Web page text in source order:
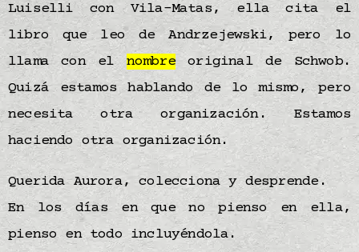
Luiselli con Vila-Matas, ella cita el
libro que leo de Andrzejewski, pero lo
llama con elnombreoriginal de Schwob.
Quizá estamos hablando de lo mismo, pero
necesita otra organización. Estamos
haciendo otra organización.
Querida Aurora, colecciona y desprende.
En los días en que no pienso en ella,
pienso en todo incluyéndola.